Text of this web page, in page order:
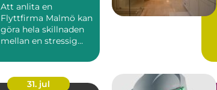
Att anlita en
Flyttfirma Malmö kan
göra hela skillnaden
mellan en stressig
över...
31. jul